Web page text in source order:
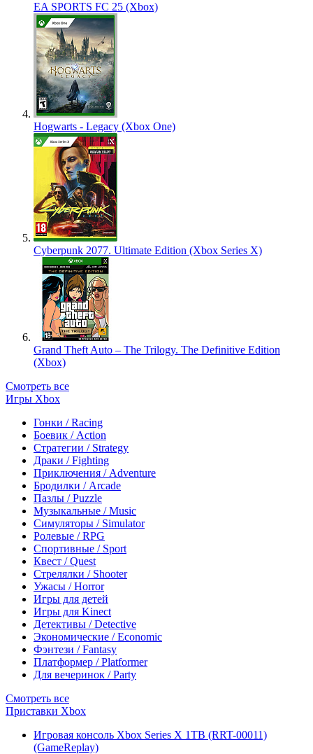
EA SPORTS FC 25 (Xbox)
Hogwarts - Legacy (Xbox One)
Cyberpunk 2077. Ultimate Edition (Xbox Series X)
Grand Theft Auto – The Trilogy. The Definitive Edition
(Xbox)
Смотреть все
Игры Xbox
Гонки / Racing
Боевик / Action
Стратегии / Strategy
Драки / Fighting
Приключения / Adventure
Бродилки / Arcade
Пазлы / Puzzle
Музыкальные / Music
Симуляторы / Simulator
Ролевые / RPG
Спортивные / Sport
Квест / Quest
Стрелялки / Shooter
Ужасы / Horror
Игры для детей
Игры для Kinect
Детективы / Detective
Экономические / Economic
Фэнтези / Fantasy
Платформер / Platformer
Для вечеринок / Party
Смотреть все
Приставки Xbox
Игровая консоль Xbox Series X 1TB (RRT-00011)
(GameReplay)